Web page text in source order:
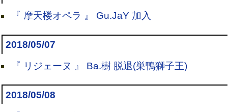
『 摩天楼オペラ 』 Gu.JaY 加入
2018/05/07
『 リジェーヌ 』 Ba.樹 脱退(巣鴨獅子王)
2018/05/08